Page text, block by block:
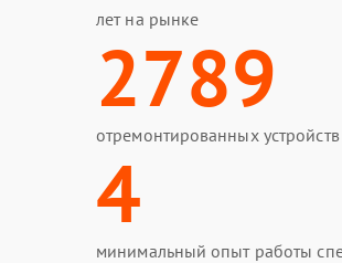
лет на рынке
2789
отремонтированных устройств
4
минимальный опыт работы